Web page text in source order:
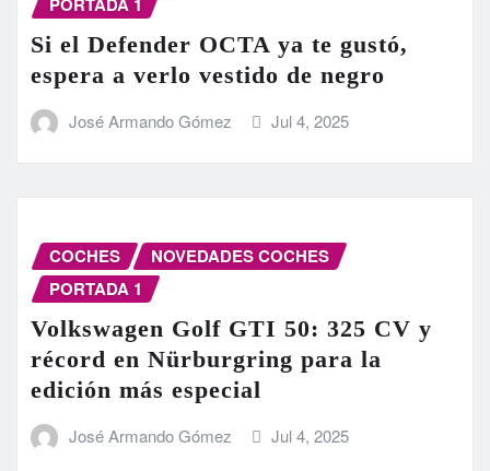
Si el Defender OCTA ya te gustó,
espera a verlo vestido de negro
José Armando Gómez Jul 4, 2025
COCHES
NOVEDADES COCHES
PORTADA 1
Volkswagen Golf GTI 50: 325 CV y
récord en Nürburgring para la
edición más especial
José Armando Gómez Jul 4, 2025